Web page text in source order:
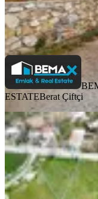
BEMAX
Ara
ESTATEBerat Çiftçi
TAKASLI
1725